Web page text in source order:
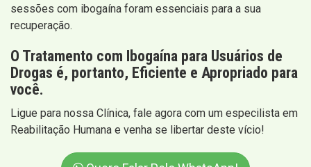
sessões com ibogaína foram essenciais para a sua
recuperação.
O Tratamento com Ibogaína para Usuários de
Drogas é, portanto, Eficiente e Apropriado para
você.
Ligue para nossa Clínica, fale agora com um especilista em
Reabilitação Humana e venha se libertar deste vício!